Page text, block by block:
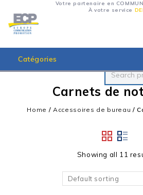
Votre partenaire en
À votre service
Catégories
Carnets de
Home / Accessoires de bureau /
Showing all 11
Default sorting